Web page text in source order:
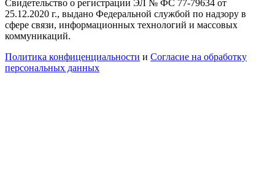
Свидетельство о регистрации ЭЛ № ФС 77-79634 от
25.12.2020 г., выдано Федеральной службой по надзору в
сфере связи, информационных технологий и массовых
коммуникаций.
Политика конфиценциальности и Согласие на обработку
персональных данных